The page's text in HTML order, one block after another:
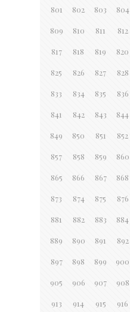
801 802 803 804
809 810 811 812
817 818 819 820
825 826 827 828
833 834 835 836
841 842 843 844
849 850 851 852
857 858 859 860
865 866 867 868
873 874 875 876
881 882 883 884
889 890 891 892
897 898 899 900
905 906 907 908
913 914 915 916